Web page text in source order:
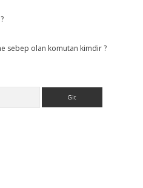
sebep olan komutan kimdir ?